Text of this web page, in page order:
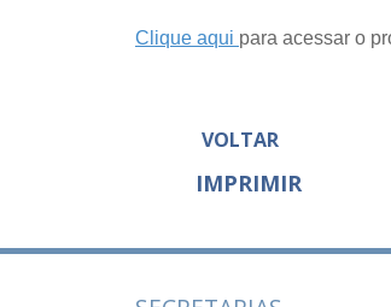
Clique aqui para acessar o
VOLTAR
IMPRIMIR